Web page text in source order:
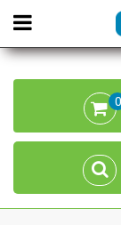
Open menu
0